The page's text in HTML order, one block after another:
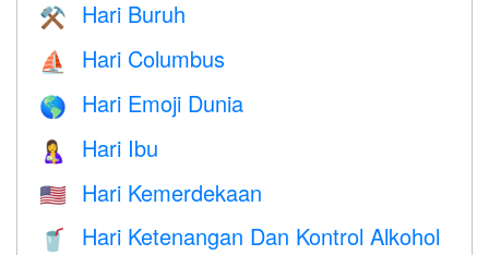
⚒️ Hari Buruh
⛵️ Hari Columbus
🌎 Hari Emoji Dunia
🤱 Hari Ibu
🇺🇸 Hari Kemerdekaan
🥤
Hari Ketenangan Dan Kontrol Alkohol